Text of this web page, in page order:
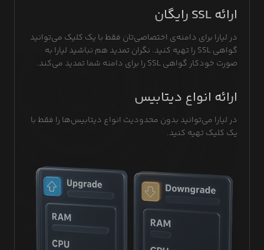
ارائه SSL رایگان
در لیارا برای دامنه‌ی‌ اختصاصی‌تان فقط با یک کلیک می‌توانید
گواهی SSL را تهیه کنید. نگران تمدید هم نباشید لیارا به
صورت خودکار گواهی SSL را برای دامنه شما تمدید می‌کند.
ارائه انواع دیتابیس
در لیارا می‌توانید بدون محدودیت انواع دیتابیس‌ها را فقط با
یک کلیک تهیه کنید.